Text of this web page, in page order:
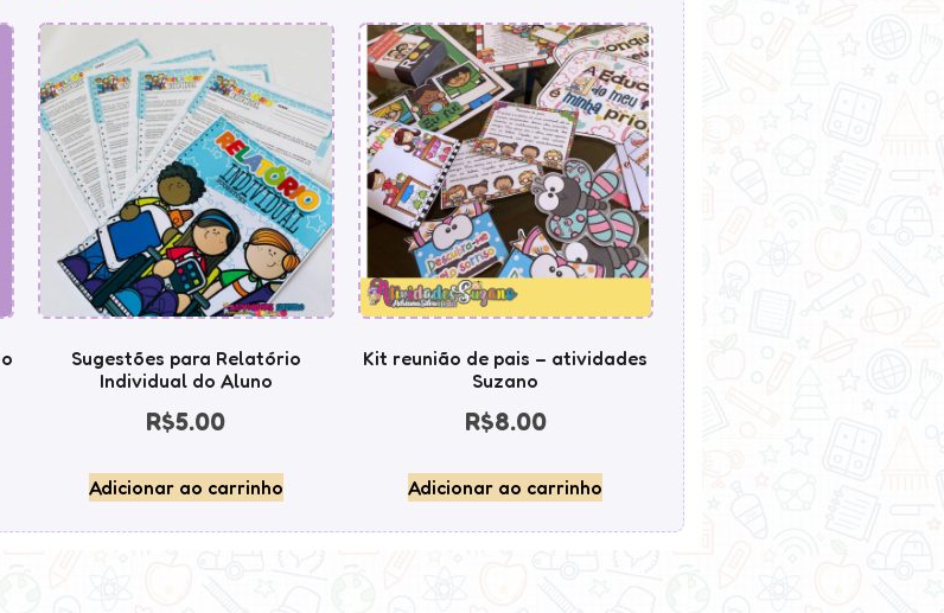
Sugestões para Relatório
Individual do Aluno
R$5.00
Adicionar ao carrinho
Kit reunião de pais – atividades
Suzano
R$8.00
Adicionar ao carrinho